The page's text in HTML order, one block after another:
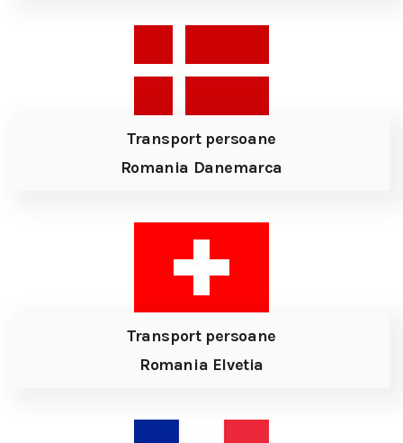
Transport persoane
Romania Danemarca
Transport persoane
Romania Elvetia